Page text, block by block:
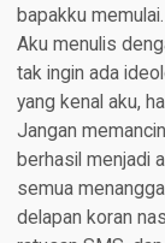
bapakku
Aku menulis
tak ingin ada
yang kenal aku,
Jangan
berhasil menjadi
semua
delapan koran